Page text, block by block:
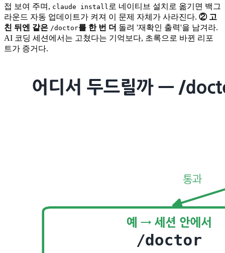
접 보여 주며, claude install 로 네이티브 설치로 옮기면 백그
라운드 자동 업데이트가 켜져 이 문제 자체가 사라진다. ② 고
친 뒤엔 같은 /doctor를 한 번 더 돌려 '재확인 출력'을 남겨라.
AI 코딩 세션에서는 고쳤다는 기억보다, 초록으로 바뀐 리포
트가 증거다.